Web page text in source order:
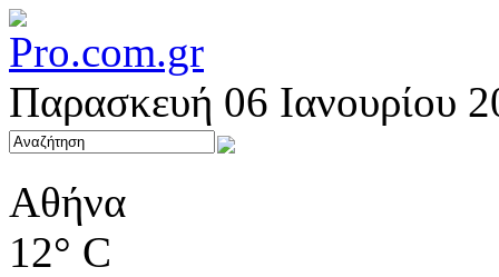
Παρασκευή 06 Ιανουρίου
Αθήνα
12° C